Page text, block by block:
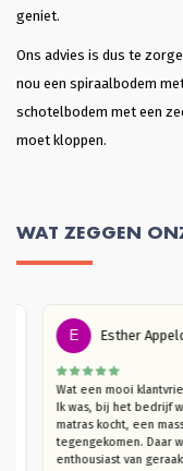
geniet.
Ons advies is dus te
nou een spiraalbodem
schotelbodem met een
moet kloppen.
WAT ZEGGEN
E Esther
Wat een mooi
Ik was, bij het
matras kocht,
tegengekomen.
enthousiast van